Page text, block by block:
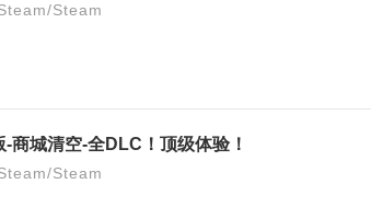
Steam
商城清空-全DLC！顶级体验！
Steam